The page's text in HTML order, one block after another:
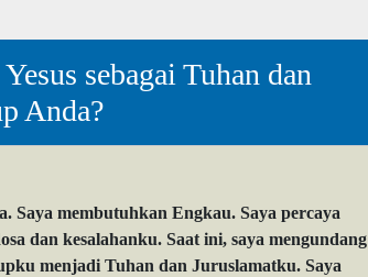
sebagai Tuhan dan
Anda?
Saya membutuhkan Engkau. Saya percaya
dan kesalahanku. Saat ini, saya mengundang
menjadi Tuhan dan Juruslamatku. Saya